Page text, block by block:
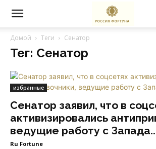
Домой Теги Сенатор
Тег: Сенатор
избранные
Сенатор заявил, что в
активизировались
ведущие работу с
Ru Fortune